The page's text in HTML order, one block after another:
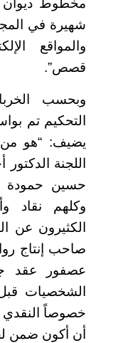
مخطوط ديوان
شهيرة في
والمواقع
قصص”.
وبحسب
التحكيم تم
يضيف: “هو من
اللجنة
حسين حمودة
وكلهم نقاد
الكثيرون عن
صاحب إنتاج
عصفور عقد
الشخصيات قبل
خصوصاً النقدي
أن أكون ضمن